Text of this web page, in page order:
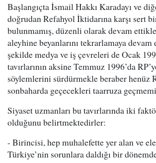
Başlangıçta İsmail Hakkı Karadayı ve
doğrudan Refahyol İktidarına karşı sert
bulunmamış, düzenli olarak devam
aleyhine beyanlarını tekrarlamaya
şekilde medya ve iş çevreleri de Ocak
tavırlarının aksine Temmuz 1996’da
söylemlerini sürdürmekle beraber henüz
sonbaharda geçecekleri taarruza
Siyaset uzmanları bu tavırlarında iki
olduğunu belirtmektedirler:
- Birincisi, hep muhalefette yer alan ve
Türkiye’nin sorunlara daldığı bir